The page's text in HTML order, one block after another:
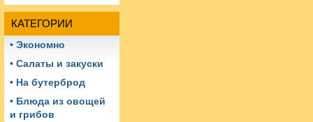
КАТЕГОРИИ
• Экономно
• Салаты и закуски
• На бутерброд
• Блюда из овощей
и грибов